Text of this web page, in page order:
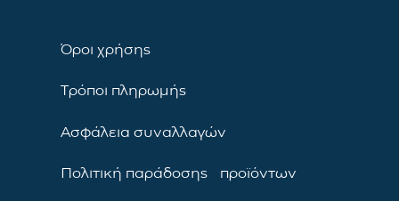
Όροι χρήσης
Τρόποι πληρωμής
Ασφάλεια συναλλαγών
Πολιτική παράδοσης προϊόντων